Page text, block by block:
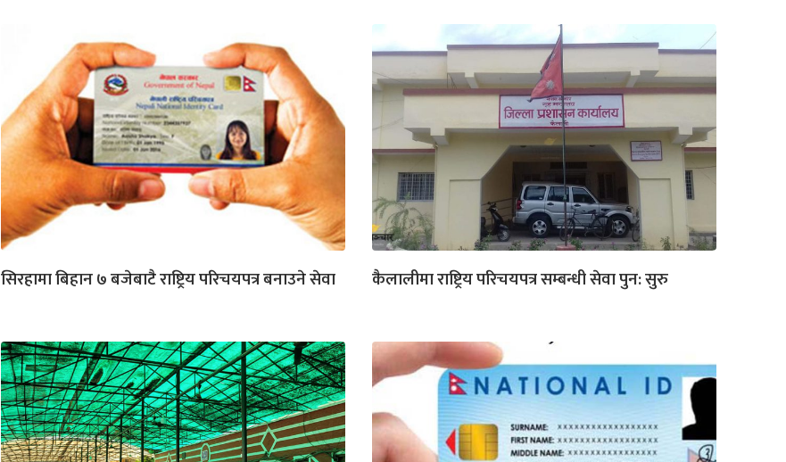
सिरहामा बिहान ७ बजेबाटै राष्ट्रिय परिचयपत्र बनाउने सेवा कैलालीमा राष्ट्रिय परिचयपत्र सम्बन्धी सेवा पुन: सुरु